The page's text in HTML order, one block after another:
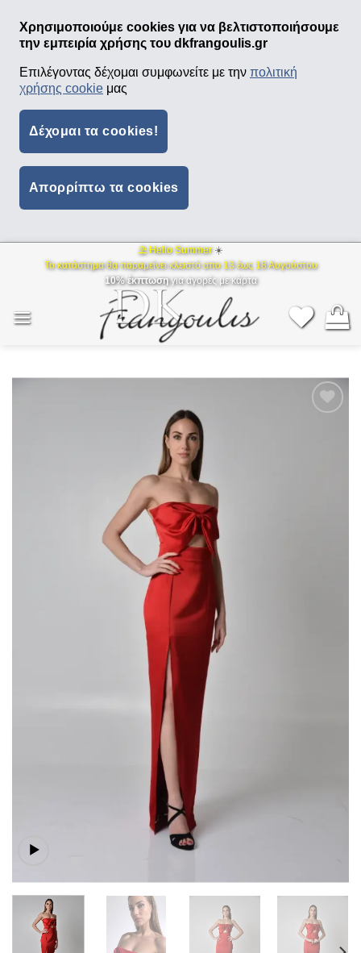
Χρησιμοποιούμε cookies για να βελτιστοποιήσουμε
την εμπειρία χρήσης του dkfrangoulis.gr
Επιλέγοντας δέχομαι συμφωνείτε με την πολιτική
χρήσης cookie μας
Δέχομαι τα cookies!
Απορρίπτω τα cookies
⛱ Hello Summer ☀️
Το κατάστημα θα παραμείνει κλειστό απο 13 έως 18 Αυγούστου
10% έκπτωσηγια αγορές με κάρτα